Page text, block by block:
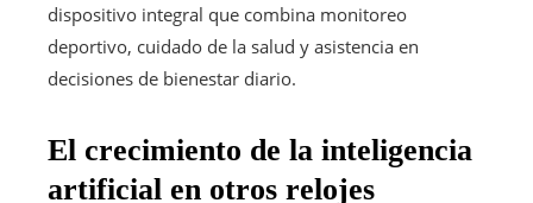
dispositivo integral que combina monitoreo
deportivo, cuidado de la salud y asistencia en
decisiones de bienestar diario.
El crecimiento de la inteligencia
artificial en otros relojes